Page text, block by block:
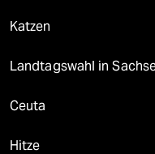
Katzen
Landtagswahl in
Ceuta
Hitze